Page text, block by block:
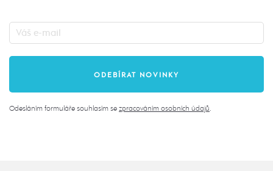
Odesláním formuláře souhlasím se zpracováním osobních údajů